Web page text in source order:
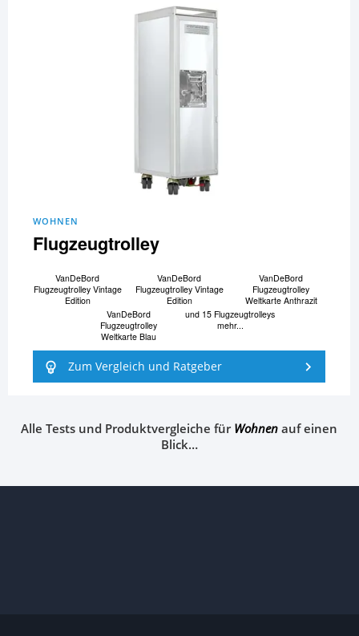
WOHNEN
Flugzeugtrolley
VanDeBord
Flugzeugtrolley Vintage
Edition
VanDeBord
Flugzeugtrolley Vintage
Edition
VanDeBord
Flugzeugtrolley
Weltkarte Anthrazit
VanDeBord
Flugzeugtrolley
Weltkarte Blau
und 15 Flugzeugtrolleys
mehr...
Zum Vergleich und Ratgeber
Alle Tests und Produktvergleiche fürWohnenauf einen
Blick…